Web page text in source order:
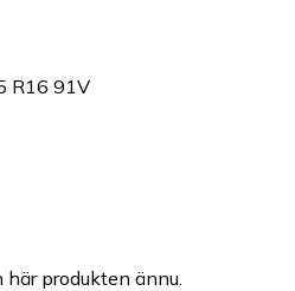
R16 91V
produkten ännu.